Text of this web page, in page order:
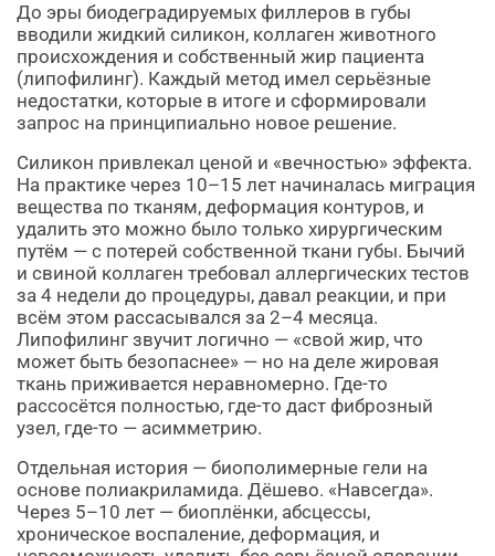
До эры биодеградируемых филлеров в губы
вводили жидкий силикон, коллаген животного
происхождения и собственный жир пациента
(липофилинг). Каждый метод имел серьёзные
недостатки, которые в итоге и сформировали
запрос на принципиально новое решение.
Силикон привлекал ценой и «вечностью» эффекта.
На практике через 10–15 лет начиналась миграция
вещества по тканям, деформация контуров, и
удалить это можно было только хирургическим
путём — с потерей собственной ткани губы. Бычий
и свиной коллаген требовал аллергических тестов
за 4 недели до процедуры, давал реакции, и при
всём этом рассасывался за 2–4 месяца.
Липофилинг звучит логично — «свой жир, что
может быть безопаснее» — но на деле жировая
ткань приживается неравномерно. Где-то
рассосётся полностью, где-то даст фиброзный
узел, где-то — асимметрию.
Отдельная история — биополимерные гели на
основе полиакриламида. Дёшево. «Навсегда».
Через 5–10 лет — биоплёнки, абсцессы,
хроническое воспаление, деформация, и